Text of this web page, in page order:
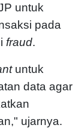
untuk
pada
fraud.
untuk
data agar
ujarnya.